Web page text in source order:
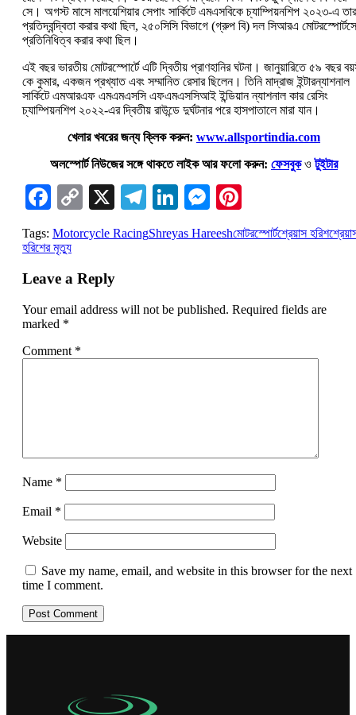
সে। অগস্ট মাসে মালয়েশিয়ার সেপাং সার্কিটে এমএসবিকে চ্যাম্পিয়নশিপ ২০২৩-এ তার
প্রতিদ্বন্দ্বিতা করার কথা ছিল, ২৫০সিসি বিভাগে (গ্রুপ বি) দল সিআরএ
প্রতিনিধিত্ব করার কথা ছিল।
এই বছর ভারতীয় মোটরস্পোর্টে এটি দ্বিতীয় প্রাণহানির ঘটনা। জানুয়ারিতে ৫৯ বছর
কে কুমার, একজন প্রখ্যাত এবং সম্মানিত রেসার ছিলেন। তিনি মাদ্রাজ ইন্টারন্যাশনাল
সার্কিটে এমআরএফ এমএমএসসি এফএমএসসিআই ইন্ডিয়ান ন্যাশনাল কার রেসিং
চ্যাম্পিয়নশিপ ২০২২-এর দ্বিতীয় রাউন্ডে দুর্ঘটনার পরে হাসপাতালে মারা যান।
খেলার খবরের জন্য ক্লিক করুন: www.allsportindia.com
অলস্পোর্ট নিউজের সঙ্গে থাকতে লাইক আর ফলো করুন: ফেসবুকওটুইটার
Facebook
Copy
Link
X Telegram
LinkedIn
Messenger
Tags: Motorcycle RacingShreyas Hareeshমোটরস্পোর্টশ্রেয়াস হরিশ
হরিশের মৃত্যু
Leave a Reply
Your email address will not be published. Required fields are
marked *
Comment *
Name *
Email *
Website
Save my name, email, and website in this browser for the next
time I comment.